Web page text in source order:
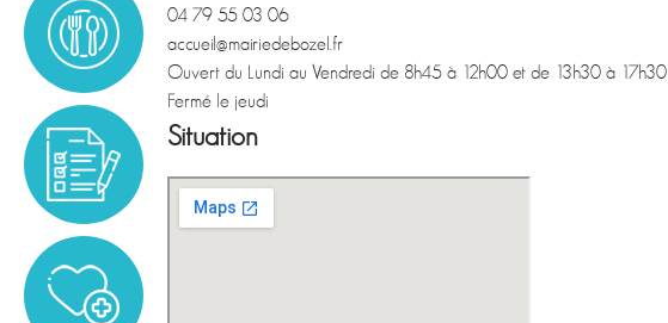
04 79 55 03 06
accueil@mairiedebozel.fr
Ouvert du Lundi au Vendredi de 8h45 à 12h00 et de 13h30 à 17h30
Fermé le jeudi
Situation